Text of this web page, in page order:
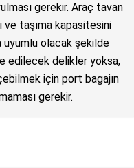
gerekir. Araç tavan
taşıma kapasitesini
uyumlu olacak şekilde
edilecek delikler yoksa,
için port bagajın
gerekir.